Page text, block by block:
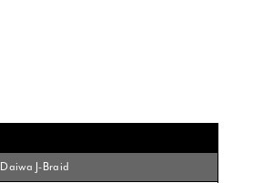
Daiwa J-Braid